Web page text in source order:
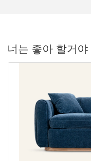
너는 좋아 할거야